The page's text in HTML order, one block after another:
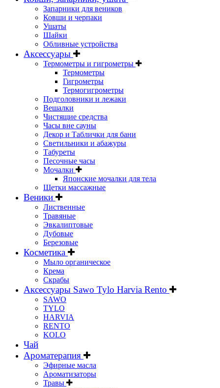
Запарники для веников
Ковши и черпаки
Ушаты
Шайки
Обливные устройства
Аксессуары
Термометры и гигрометры
Термометры
Гигрометры
Термогигрометры
Подголовники и лежаки
Вешалки
Чистящие средства
Часы вне сауны
Декор и Таблички для бани
Светильники и абажуры
Табуреты
Песочные часы
Мочалки
Японские мочалки для тела
Щетки массажные
Веники
Лиственные
Травяные
Эвкалиптовые
Дубовые
Березовые
Косметика
Мыло органическое
Крема
Скрабы
Аксессуары Sawo Tylo Harvia Rento
SAWO
TYLO
HARVIA
RENTO
KOLO
Чай
Ароматерапия
Эфирные масла
Ароматизаторы
Травы